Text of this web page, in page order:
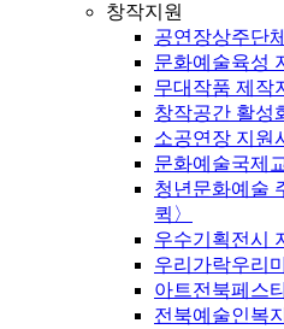
창작지원
공연장상주단
문화예술육성
무대작품 제작
창작공간 활성
소공연장 지원
문화예술국제
청년문화예술
퀵〉
우수기획전시
우리가락우리
아트전북페스
전북예술인복